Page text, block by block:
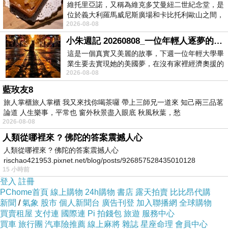
上一篇：點五路財神燈讓我半年賣了300輛中古車，賺到人生第一桶金
下一篇：點五路財神燈讓我半年賣了300輛中古車，賺到人生第一桶金
維托里亞諾，又稱為維克多艾曼紐二世紀念堂，是
位於義大利羅馬威尼斯廣場和卡比托利歐山之間，
用以紀念統一義大利統一後的的第一位國
2026-08-08
小朱週記 20260808_一位年輕人逐夢的真實故事
這是一個真實又美麗的故事，下週一位年輕大學畢
業生要去實現她的美國夢，在沒有家裡經濟奧援的
情況下，靠著自我努力工作累積出國基
2026-08-08
藍玫友8
旅人掌櫃旅人掌櫃 我又來找你喝茶囉 帶上三師兄一道來 知己兩三品茗
論道 人生樂事，平常也 窗外秋景盡入眼底 秋風秋葉，愁
2026-08-08
人類從哪裡來 ? 佛陀的答案震撼人心
人類從哪裡來 ? 佛陀的答案震撼人心
rischao421953.pixnet.net/blog/posts/926857528435010128
15 小時前
登入 註冊
PChome首頁 線上購物 24h購物 書店 露天拍賣 比比昂代購
新聞 /氣象 股市 個人新聞台 廣告刊登 加入聯播網 全球購物
買賣租屋 支付連 國際連 Pi 拍錢包 旅遊 服務中心
買車 旅行團 汽車險推薦 線上麻將 雜誌 星座命理 會員中心